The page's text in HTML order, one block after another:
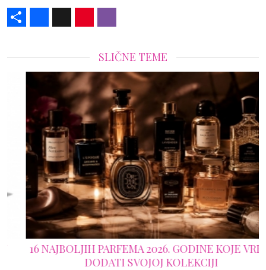
SLIČNE TEME
16 NAJBOLJIH PARFEMA 2026. GODINE KOJE VREDI
DODATI SVOJOJ KOLEKCIJI